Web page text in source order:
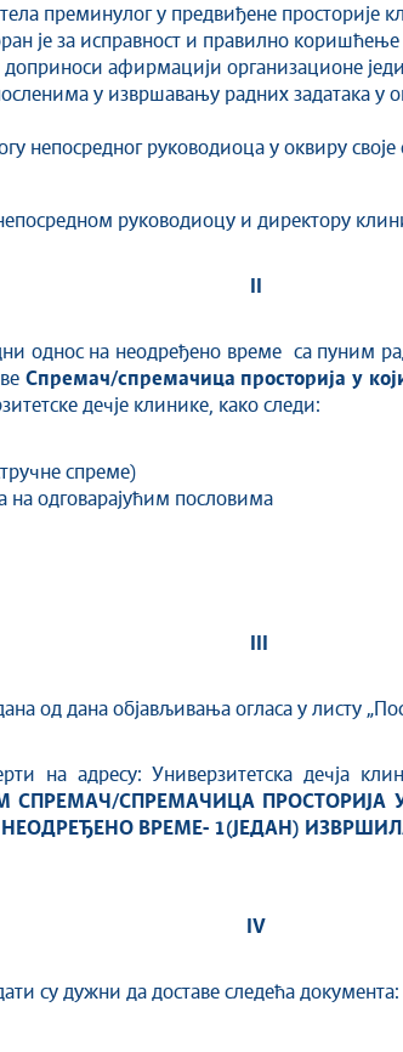
преминулог у предвиђене просторије
је за исправност и правилно
афирмацији организационе
у извршавању радних задатака у
непосредног руководиоца у оквиру
руководиоцу и директору
однос на неодређено време са пуним
Спремач/спремачица просторија у
дечје клинике, како следи:
спреме)
на одговарајућим пословима
од дана објављивања огласа у листу
на адресу: Универзитетска дечја
СПРЕМАЧ/СПРЕМАЧИЦА ПРОСТОРИЈА
ВРЕМЕ- 1(ЈЕДАН)
V
су дужни да доставе следећа документа: